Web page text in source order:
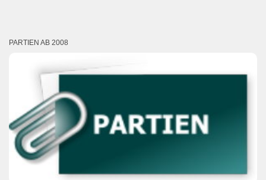
PARTIEN AB 2008